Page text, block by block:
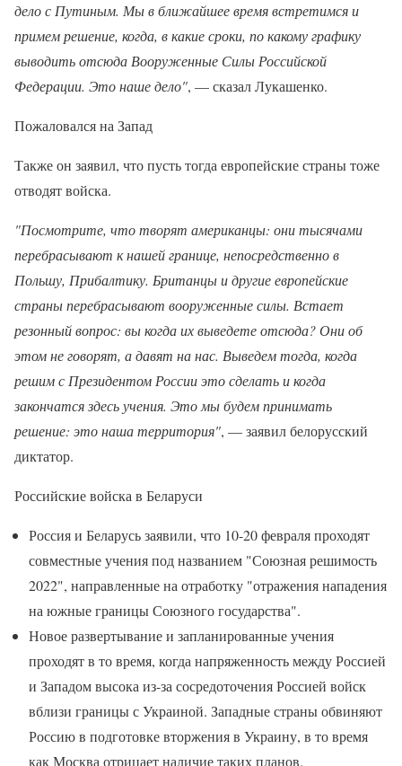
дело с Путиным. Мы в ближайшее время встретимся и
примем решение, когда, в какие сроки, по какому графику
выводить отсюда Вооруженные Силы Российской
Федерации. Это наше дело", — сказал Лукашенко.
Пожаловался на Запад
Также он заявил, что пусть тогда европейские страны тоже
отводят войска.
"Посмотрите, что творят американцы: они тысячами
перебрасывают к нашей границе, непосредственно в
Польшу, Прибалтику. Британцы и другие европейские
страны перебрасывают вооруженные силы. Встает
резонный вопрос: вы когда их выведете отсюда? Они об
этом не говорят, а давят на нас. Выведем тогда, когда
решим с Президентом России это сделать и когда
закончатся здесь учения. Это мы будем принимать
решение: это наша территория", — заявил белорусский
диктатор.
Российские войска в Беларуси
Россия и Беларусь заявили, что 10-20 февраля проходят
совместные учения под названием "Союзная решимость
2022", направленные на отработку "отражения нападения
на южные границы Союзного государства".
Новое развертывание и запланированные учения
проходят в то время, когда напряженность между Россией
и Западом высока из-за сосредоточения Россией войск
вблизи границы с Украиной. Западные страны обвиняют
Россию в подготовке вторжения в Украину, в то время
как Москва отрицает наличие таких планов.